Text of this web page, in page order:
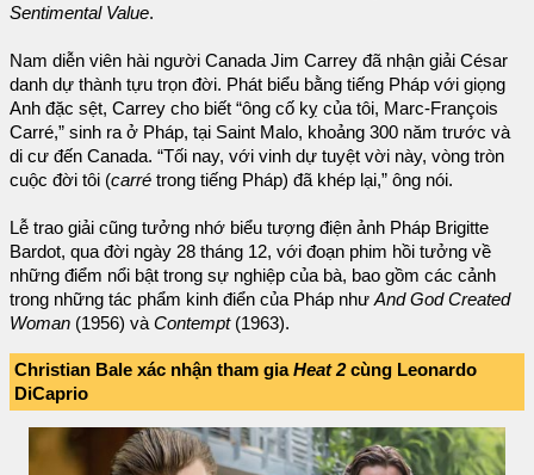
Sentimental Value.
Nam diễn viên hài người Canada Jim Carrey đã nhận giải César
danh dự thành tựu trọn đời. Phát biểu bằng tiếng Pháp với giọng
Anh đặc sệt, Carrey cho biết “ông cố kỵ của tôi, Marc-François
Carré,” sinh ra ở Pháp, tại Saint Malo, khoảng 300 năm trước và
di cư đến Canada. “Tối nay, với vinh dự tuyệt vời này, vòng tròn
cuộc đời tôi (carré trong tiếng Pháp) đã khép lại,” ông nói.
Lễ trao giải cũng tưởng nhớ biểu tượng điện ảnh Pháp Brigitte
Bardot, qua đời ngày 28 tháng 12, với đoạn phim hồi tưởng về
những điểm nổi bật trong sự nghiệp của bà, bao gồm các cảnh
trong những tác phẩm kinh điển của Pháp như And God Created
Woman (1956) và Contempt(1963).
Christian Bale xác nhận tham giaHeat 2cùng Leonardo
DiCaprio